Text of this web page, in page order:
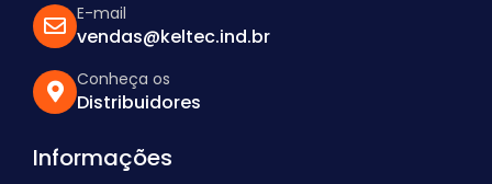
E-mail
vendas@keltec.ind.br
Conheça os
Distribuidores
Informações